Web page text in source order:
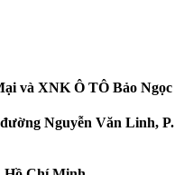
và XNK Ô TÔ Bảo Ngọc
Nguyễn Văn Linh, P.